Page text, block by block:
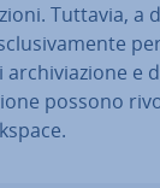
Tuttavia, a
ar­chi­via­zio­ne e
possono